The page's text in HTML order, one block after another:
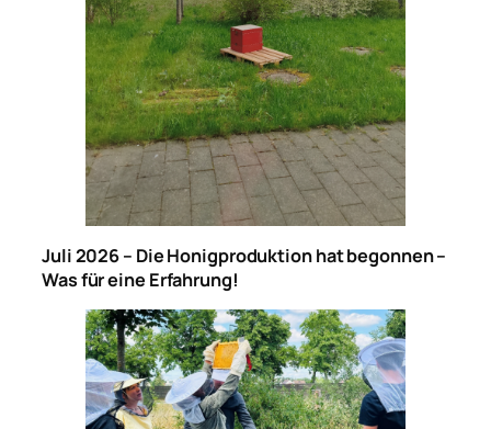
Juli 2026 – Die Honigproduktion hat begonnen –
Was für eine Erfahrung!